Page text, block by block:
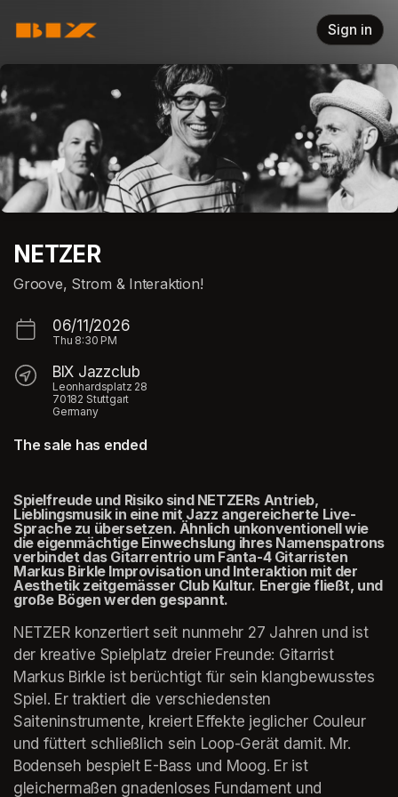
Sign in
NETZER
Groove, Strom & Interaktion!
06/11/2026
Thu 8:30 PM
BIX Jazzclub
Leonhardsplatz 28
70182 Stuttgart
Germany
The sale has ended
Spielfreude und Risiko sind NETZERs Antrieb,
Lieblingsmusik in eine mit Jazz angereicherte Live-
Sprache zu übersetzen. Ähnlich unkonventionell wie
die eigenmächtige Einwechslung ihres Namenspatrons
verbindet das Gitarrentrio um Fanta-4 Gitarristen
Markus Birkle Improvisation und Interaktion mit der
Aesthetik zeitgemässer Club Kultur. Energie fließt, und
große Bögen werden gespannt.
NETZER konzertiert seit nunmehr 27 Jahren und ist
der kreative Spielplatz dreier Freunde: Gitarrist
Markus Birkle ist berüchtigt für sein klangbewusstes
Spiel. Er traktiert die verschiedensten
Saiteninstrumente, kreiert Effekte jeglicher Couleur
und füttert schließlich sein Loop-Gerät damit. Mr.
Bodenseh bespielt E-Bass und Moog. Er ist
gleichermaßen gnadenloses Fundament und